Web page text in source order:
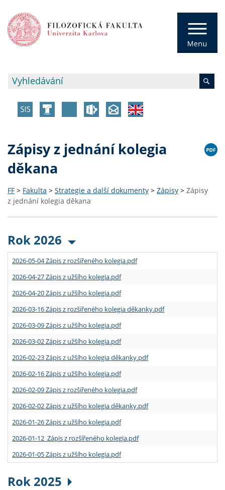
Zápisy z jednání kolegia
děkana
FF > Fakulta > Strategie a další dokumenty > Zápisy > Zápisy
z jednání kolegia děkana
Rok 2026
2026-05-04 Zápis z rozšířeného kolegia.pdf
2026-04-27 Zápis z užšího kolegia.pdf
2026-04-20 Zápis z užšího kolegia.pdf
2026-03-16 Zápis z rozšířeného kolegia děkanky.pdf
2026-03-09 Zápis z užšího kolegia.pdf
2026-03-02 Zápis z užšího kolegia.pdf
2026-02-23 Zápis z užšího kolegia děkanky.pdf
2026-02-16 Zápis z užšího kolegia.pdf
2026-02-09 Zápis z rozšířeného kolegia.pdf
2026-02-02 Zápis z užšího kolegia děkanky.pdf
2026-01-26 Zápis z užšího kolegia.pdf
2026-01-12 Zápis z rozšířeného kolegia.pdf
2026-01-05 Zápis z užšího kolegia.pdf
Rok 2025